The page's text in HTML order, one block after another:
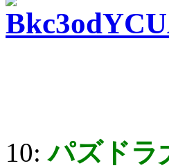
10:パズドラ